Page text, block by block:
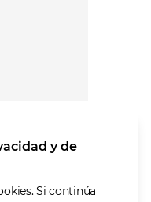
y de
Si continúa